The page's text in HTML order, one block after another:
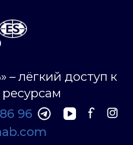
лёгкий доступ к
96